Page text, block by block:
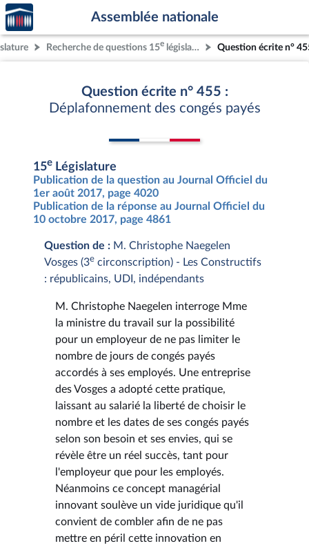
Aller au contenu
Aller en bas de la page
Accèder
à la
page
d'accueil
Assemblée nationale
Recherche de questions 15e législature Question écrite n°
Question écrite n° 455 :
Déplafonnement des congés payés
15e Législature
Publication de la question au Journal Officiel du
1er août 2017, page 4020
Publication de la réponse au Journal Officiel du
10 octobre 2017, page 4861
Question de : M. Christophe Naegelen
Vosges (3e circonscription) - Les Constructifs
: républicains, UDI, indépendants
M. Christophe Naegelen interroge Mme
la ministre du travail sur la possibilité
pour un employeur de ne pas limiter le
nombre de jours de congés payés
accordés à ses employés. Une entreprise
des Vosges a adopté cette pratique,
laissant au salarié la liberté de choisir le
nombre et les dates de ses congés payés
selon son besoin et ses envies, qui se
révèle être un réel succès, tant pour
l'employeur que pour les employés.
Néanmoins ce concept managérial
innovant soulève un vide juridique qu'il
convient de combler afin de ne pas
mettre en péril cette innovation en